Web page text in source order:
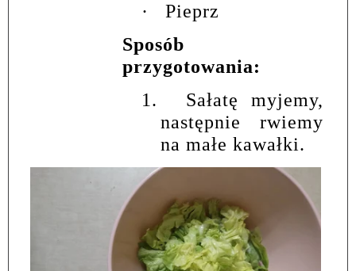
·
Pieprz
Sposób
przygotowania:
1.
Sałatę myjemy,
następnie rwiemy
na małe kawałki.